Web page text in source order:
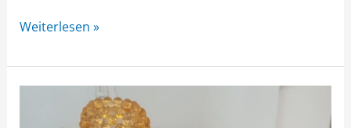
Weiterlesen »
Weihnachten